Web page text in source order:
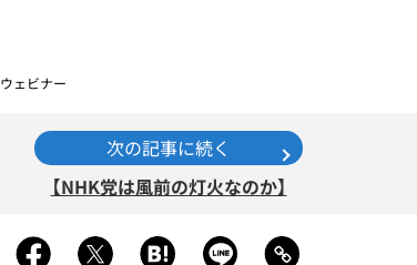
ウェビナー
次の記事に続く
【NHK党は風前の灯火なのか】